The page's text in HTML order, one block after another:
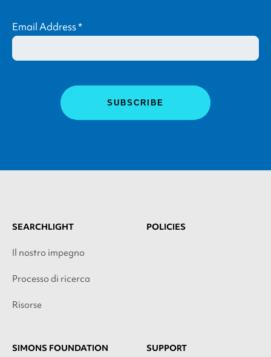
Email Address*
SEARCHLIGHT
Il nostro impegno
Processo di ricerca
Risorse
POLICIES
SIMONS FOUNDATION SUPPORT